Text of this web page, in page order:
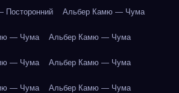
Альбер Камю — Чума
— Чума Альбер Камю — Чума
— Чума Альбер Камю — Чума
— Чума Альбер Камю — Чума